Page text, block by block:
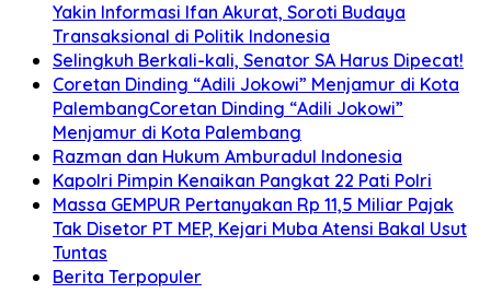
Yakin Informasi Ifan Akurat, Soroti Budaya
Transaksional di Politik Indonesia
Selingkuh Berkali-kali, Senator SA Harus Dipecat!
Coretan Dinding “Adili Jokowi” Menjamur di Kota
PalembangCoretan Dinding “Adili Jokowi”
Menjamur di Kota Palembang
Razman dan Hukum Amburadul Indonesia
Kapolri Pimpin Kenaikan Pangkat 22 Pati Polri
Massa GEMPUR Pertanyakan Rp 11,5 Miliar Pajak
Tak Disetor PT MEP, Kejari Muba Atensi Bakal Usut
Tuntas
Berita Terpopuler